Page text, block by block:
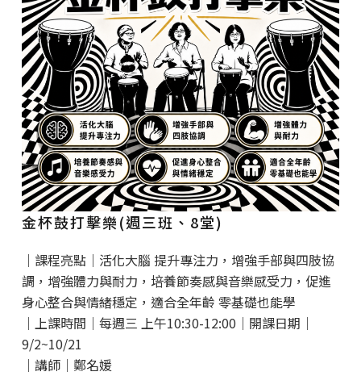
金杯鼓打擊樂(週三班、8堂)
｜課程亮點｜活化大腦 提升專注力，增強手部與四肢協
調，增強體力與耐力，培養節奏感與音樂感受力，促進
身心整合與情緒穩定，適合全年齡 零基礎也能學
｜上課時間｜每週三 上午10:30-12:00｜開課日期｜
9/2~10/21
｜講師｜鄭名媛